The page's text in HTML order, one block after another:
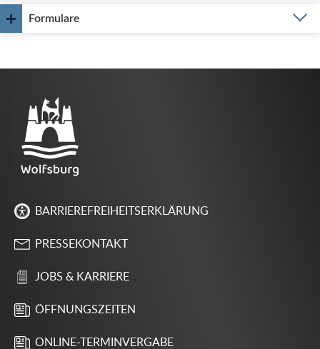
Formulare
BARRIEREFREIHEITSERKLÄRUNG
PRESSEKONTAKT
JOBS & KARRIERE
ÖFFNUNGSZEITEN
ONLINE-TERMINVERGABE